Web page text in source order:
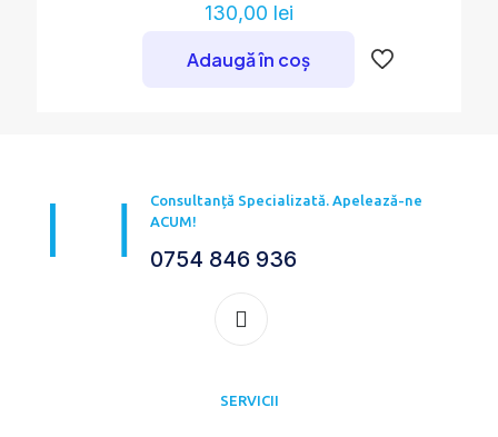
130,00 lei
Adaugă în coș
Consultanță Specializată. Apelează-ne
ACUM!
0754 846 936
SERVICII